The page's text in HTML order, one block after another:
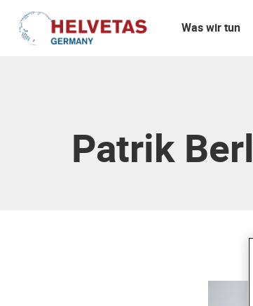
Was wir tun
Patrik